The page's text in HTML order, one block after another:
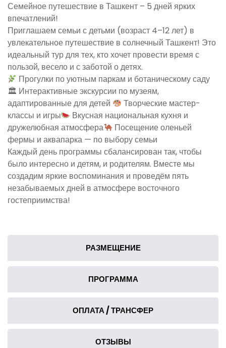
Семейное путешествие в Ташкент – 5 дней ярких
впечатлений!
Приглашаем семьи с детьми (возраст 4–12 лет) в
увлекательное путешествие в солнечный Ташкент! Это
идеальный тур для тех, кто хочет провести время с
пользой, весело и с заботой о детях.
Прогулки по уютным паркам и ботаническому саду
🏛 Интерактивные экскурсии по музеям,
адаптированные для детей
Творческие мастер-
классы и игры
Вкусная национальная кухня и
дружелюбная атмосфера
Посещение оленьей
фермы и аквапарка — по выбору семьи
Каждый день программы сбалансирован так, чтобы
было интересно и детям, и родителям. Вместе мы
создадим яркие воспоминания и проведём пять
незабываемых дней в атмосфере восточного
гостеприимства!
РАЗМЕЩЕНИЕ
ПРОГРАММА
ОПЛАТА / ТРАНСФЕР
ОТЗЫВЫ